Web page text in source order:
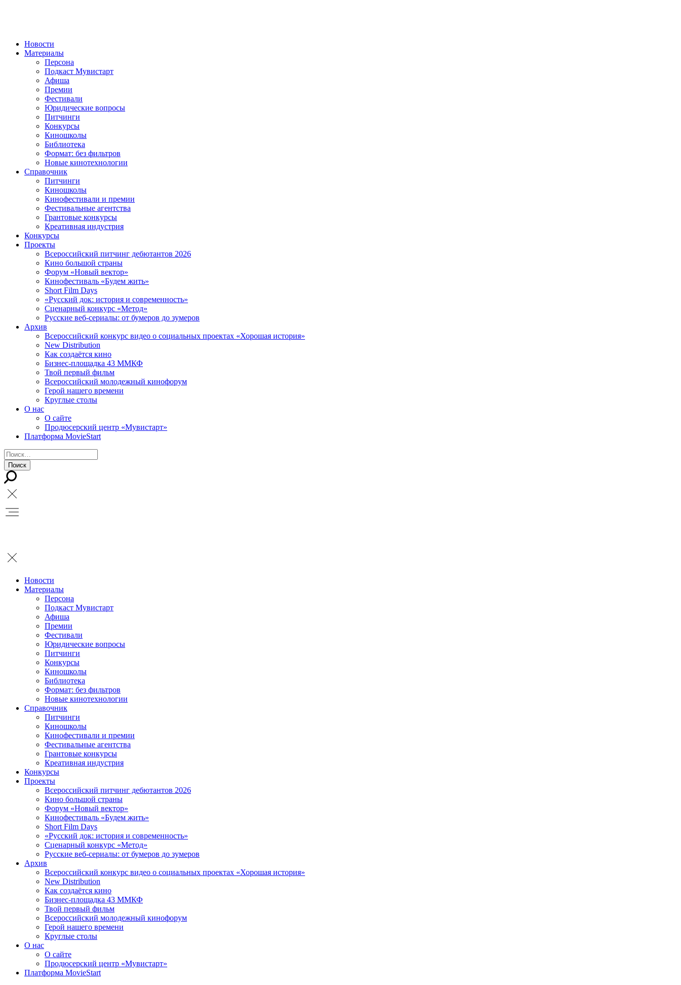
Новости
Материалы
Персона
Подкаст Мувистарт
Афиша
Премии
Фестивали
Юридические вопросы
Питчинги
Конкурсы
Киношколы
Библиотека
Формат: без фильтров
Новые кинотехнологии
Справочник
Питчинги
Киношколы
Кинофестивали и премии
Фестивальные агентства
Грантовые конкурсы
Креативная индустрия
Конкурсы
Проекты
Всероссийский питчинг дебютантов 2026
Кино большой страны
Форум «Новый вектор»
Кинофестиваль «Будем жить»
Short Film Days
«Русский док: история и современность»
Сценарный конкурс «Метод»
Русские веб-сериалы: от бумеров до зумеров
Архив
Всероссийский конкурс видео о социальных проектах «Хорошая история»
New Distribution
Как создаётся кино
Бизнес-площадка 43 ММКФ
Твой первый фильм
Всероссийский молодежный кинофорум
Герой нашего времени
Круглые столы
О нас
О сайте
Продюсерский центр «Мувистарт»
Платформа MovieStart
Новости
Материалы
Персона
Подкаст Мувистарт
Афиша
Премии
Фестивали
Юридические вопросы
Питчинги
Конкурсы
Киношколы
Библиотека
Формат: без фильтров
Новые кинотехнологии
Справочник
Питчинги
Киношколы
Кинофестивали и премии
Фестивальные агентства
Грантовые конкурсы
Креативная индустрия
Конкурсы
Проекты
Всероссийский питчинг дебютантов 2026
Кино большой страны
Форум «Новый вектор»
Кинофестиваль «Будем жить»
Short Film Days
«Русский док: история и современность»
Сценарный конкурс «Метод»
Русские веб-сериалы: от бумеров до зумеров
Архив
Всероссийский конкурс видео о социальных проектах «Хорошая история»
New Distribution
Как создаётся кино
Бизнес-площадка 43 ММКФ
Твой первый фильм
Всероссийский молодежный кинофорум
Герой нашего времени
Круглые столы
О нас
О сайте
Продюсерский центр «Мувистарт»
Платформа MovieStart